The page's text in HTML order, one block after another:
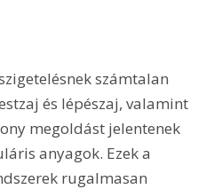
számtalan
és lépészaj, valamint
megoldást jelentenek
anyagok. Ezek a
rugalmasan